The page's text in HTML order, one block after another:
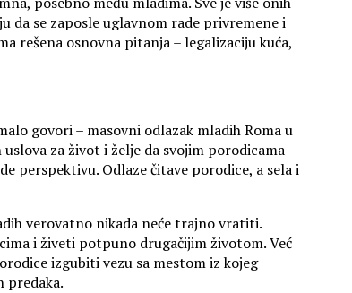
da se zaposle uglavnom rade privremene i
rešena osnovna pitanja – legalizaciju kuća,
govori – masovni odlazak mladih Roma u
za život i želje da svojim porodicama
perspektivu. Odlaze čitave porodice, a sela i
verovatno nikada neće trajno vratiti.
i živeti potpuno drugačijim životom. Već
izgubiti vezu sa mestom iz kojeg
predaka.